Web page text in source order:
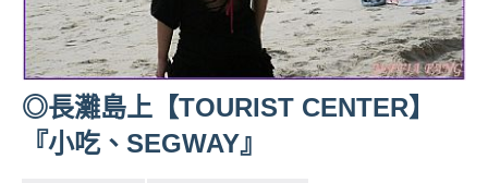
◎長灘島上【TOURIST CENTER】
『小吃、SEGWAY』